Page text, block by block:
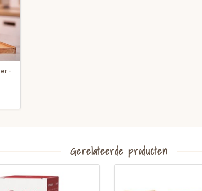
-
Gerelateerde producten